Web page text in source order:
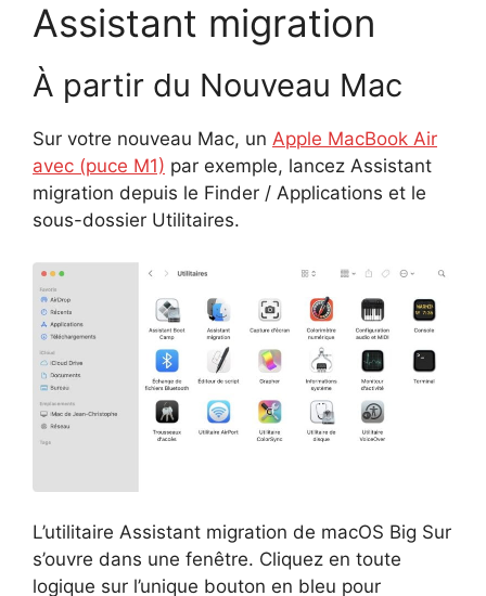
Assistant migration
À partir du Nouveau Mac
Sur votre nouveau Mac, un Apple MacBook Air
avec (puce M1) par exemple, lancez Assistant
migration depuis le Finder / Applications et le
sous-dossier Utilitaires.
L’utilitaire Assistant migration de macOS Big Sur
s’ouvre dans une fenêtre. Cliquez en toute
logique sur l’unique bouton en bleu pour